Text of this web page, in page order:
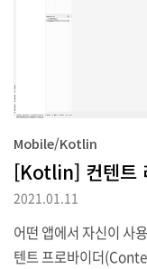
생성합니다. 이 메서
Mobile/Kotlin
[Kotlin] 컨텐트
2021.01.11
어떤 앱에서 자신이 사
텐트 프로바이더